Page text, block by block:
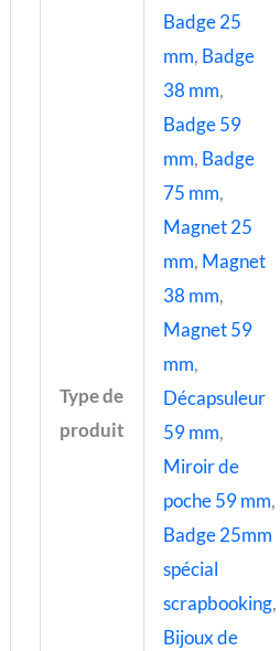
Type de
produit
Badge 25
mm, Badge
38 mm,
Badge 59
mm, Badge
75 mm,
Magnet 25
mm, Magnet
38 mm,
Magnet 59
mm,
Décapsuleur
59 mm,
Miroir de
poche 59 mm,
Badge 25mm
spécial
scrapbooking,
Bijoux de